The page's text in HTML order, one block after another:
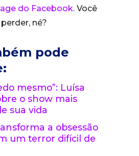
do Facebook. Você
né?
pode
mesmo”: Luísa
o show mais
sua vida
a obsessão
um terror difícil de